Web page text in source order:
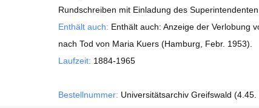
Rundschreiben mit Einladung des
Enthält auch: Enthält auch: Anzeige der Verlobung
nach Tod von Maria Kuers (Hamburg, Febr. 1953).
Laufzeit: 1884-1965
Bestellnummer: Universitätsarchiv Greifswald